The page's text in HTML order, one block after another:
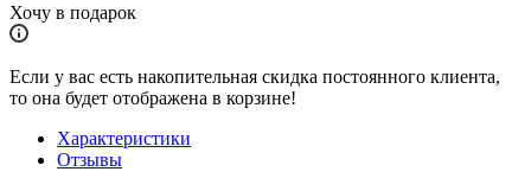
Хочу в подарок
Если у вас есть накопительная скидка постоянного клиента,
то она будет отображена в корзине!
Характеристики
Отзывы